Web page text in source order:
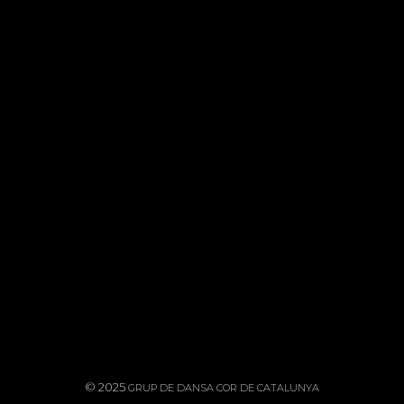
© 2025 GRUP DE DANSA COR DE CATALUNYA